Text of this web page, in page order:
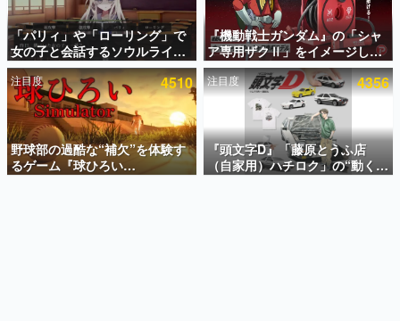
アプリセール情報
インタビュー
連載・特集一覧
殿堂入り記事
SNS拡散数が数千以上！ ページビュー数万以上！ などな
ど。多くの人々に読まれた、電ファミ渾身の“殿堂入り”記
事をまとめました。
「パリィ」や「ローリング」で
女の子と会話するソウルライク
恋愛ゲーム『小早川さんはソウ
ルライク』無料公開。返事に失
敗すると「YOU DIED」
『機動戦士ガンダム』の「シャ
ア専用ザクⅡ」をイメージした
散水ホースリールが予約開始。
本体にはシャアのパーソナルマ
ークやジオン公国軍のエンブレ
ム、型式番号などを配置
注目度 4510
野球部の過酷な“補欠”を体験す
るゲーム『球ひろい
Simulator』が「1件」のウィッ
注目度 4356
『頭文字D』「藤原とうふ店
（自家用）ハチロク」の“動くテ
ィッシュケース”が買えるポップ